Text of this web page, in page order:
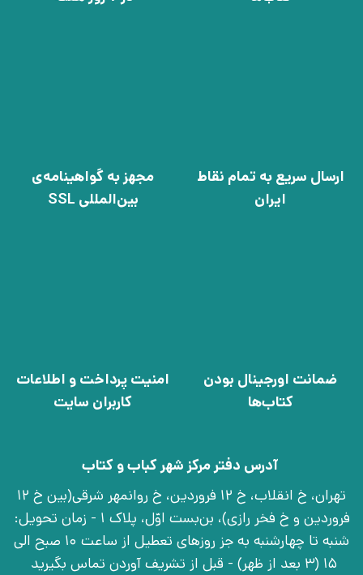
ارسال سریع به تمام نقاط
ایران
مجهز به گواهینامه‌ی
بین‌المللی SSL
ضمانت اورجینال بودن
کتاب‌ها
امنیت پرداخت و اطلاعات
کاربران سایت
آدرس دفتر مرکز شهر کباب و کتاب
تهران، خ انقلاب، خ 12 فروردین، خ روانمهر شرقی(بین خ 12
فروردین و خ فخر رازی)، بن‌بست اوّل، پلاک 1 - زمان تحویل:
شنبه تا چهارشنبه به جز روزهای تعطیل از ساعت 10 صبح الی
15 (3 بعد از ظهر) - قبل از تشریف آوردن تماس بگیرید